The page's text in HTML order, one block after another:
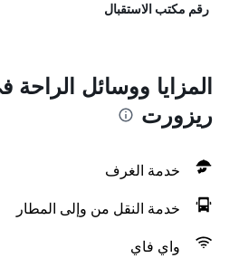
رقم مكتب الاستقبال
المزايا ووسائل الراحة
ريزورت
خدمة الغرف
خدمة النقل من وإلى المطار
واي فاي